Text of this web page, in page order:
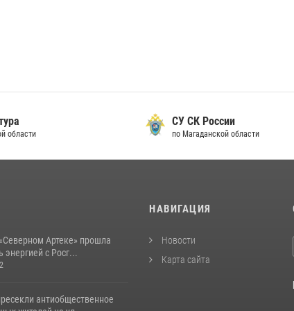
области
СУ СК России
по Магаданской области
Артеке» прошла
энергией с Росг...
антиобщественное
НАВИГАЦИЯ
Новости
Карта сайта